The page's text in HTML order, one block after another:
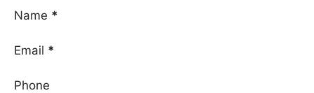
Name *
Email *
Phone